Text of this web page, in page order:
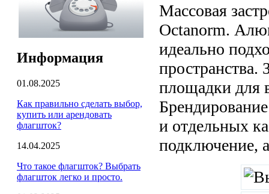
Информация
01.08.2025
Как правильно сделать выбор,
купить или арендовать
флагшток?
14.04.2025
Что такое флагшток? Выбрать
флагшток легко и просто.
Массовая
Octanorm.
идеально
площадки для
и отдельных
подключение,